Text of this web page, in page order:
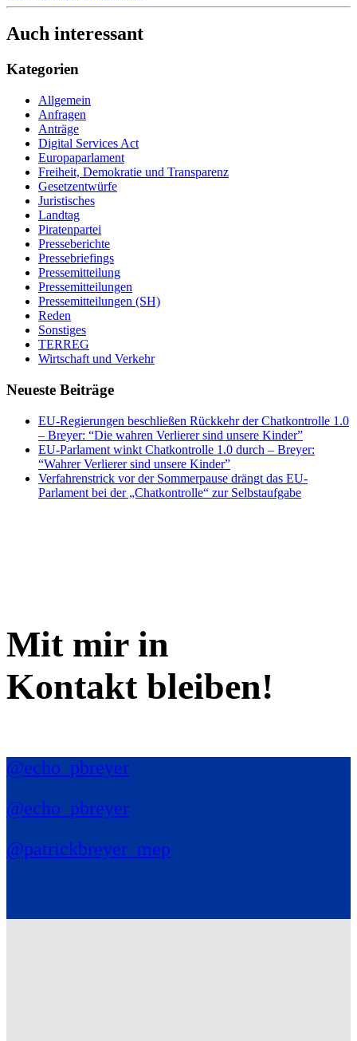
Auch interessant
Kategorien
Allgemein
Anfragen
Anträge
Digital Services Act
Europaparlament
Freiheit, Demokratie und Transparenz
Gesetzentwürfe
Juristisches
Landtag
Piratenpartei
Presseberichte
Pressebriefings
Pressemitteilung
Pressemitteilungen
Pressemitteilungen (SH)
Reden
Sonstiges
TERREG
Wirtschaft und Verkehr
Neueste Beiträge
EU-Regierungen beschließen Rückkehr der Chatkontrolle 1.0
– Breyer: “Die wahren Verlierer sind unsere Kinder”
EU-Parlament winkt Chatkontrolle 1.0 durch – Breyer:
“Wahrer Verlierer sind unsere Kinder”
Verfahrenstrick vor der Sommerpause drängt das EU-
Parlament bei der „Chatkontrolle“ zur Selbstaufgabe
Mit mir in
Kontakt bleiben!
@echo_pbreyer
@echo_pbreyer
@patrickbreyer_mep